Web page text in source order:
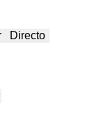
Directo